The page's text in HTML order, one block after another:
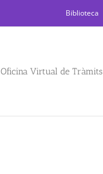
Biblioteca
Oficina Virtual de Tràmits